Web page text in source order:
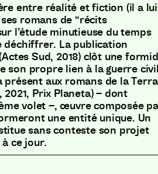
entre réalité et fiction (il a lui
romans de “récits
l’étude minutieuse du temps
déchiffrer. La publication
Actes Sud, 2018) clôt une
son propre lien à la guerre
présent aux romans de la Terra
, 2021, Prix Planeta)– dont
volet –, œuvre composée
une entité unique. Un
sans conteste son projet
ce jour.